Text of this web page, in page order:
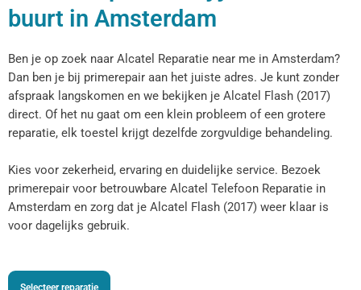
buurt in Amsterdam
Ben je op zoek naar Alcatel Reparatie near me in Amsterdam?
Dan ben je bij primerepair aan het juiste adres. Je kunt zonder
afspraak langskomen en we bekijken je Alcatel Flash (2017)
direct. Of het nu gaat om een klein probleem of een grotere
reparatie, elk toestel krijgt dezelfde zorgvuldige behandeling.
Kies voor zekerheid, ervaring en duidelijke service. Bezoek
primerepair voor betrouwbare Alcatel Telefoon Reparatie in
Amsterdam en zorg dat je Alcatel Flash (2017) weer klaar is
voor dagelijks gebruik.
Selecteer reparatie